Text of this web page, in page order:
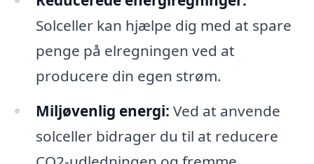
Solceller kan hjælpe dig med at spare
penge på elregningen ved at
producere din egen strøm.
Miljøvenlig energi: Ved at anvende
solceller bidrager du til at reducere